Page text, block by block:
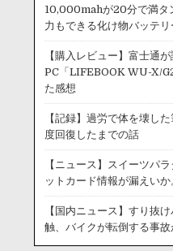
10,000mahが20分で満タ
力もできる化け物バッテリ
【購入レビュー】富士通
PC「LIFEBOOK WU-X/
た感想
【記録】過労で体を壊し
度回復したまでの話
【ニュース】スイーツパ
ットカード情報が漏えいか
【国内ニュース】すり抜
触、バイクが転倒する事